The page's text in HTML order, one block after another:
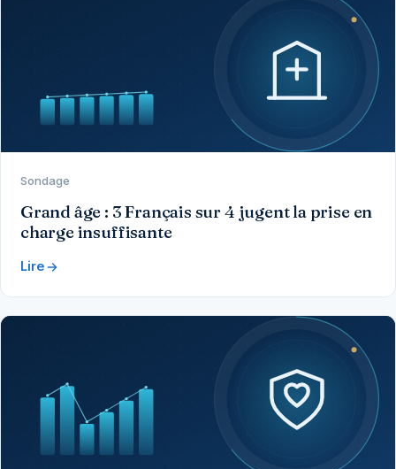
Sondage
Grand âge : 3 Français sur 4 jugent la prise en
charge insuffisante
Lire